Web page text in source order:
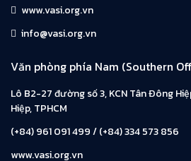
www.vasi.org.vn
info@vasi.org.vn
Văn phòng phía Nam (Southern
Lô B2-27 đường số 3, KCN Tân Đông
Hiệp, TPHCM
(+84) 961 091 499 / (+84) 334 573 856
www.vasi.org.vn